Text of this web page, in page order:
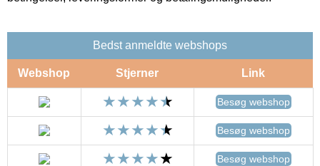
Bedst anmeldte webshops
Webshop Stjerner Link
Besøg webshop
Besøg webshop
Besøg webshop